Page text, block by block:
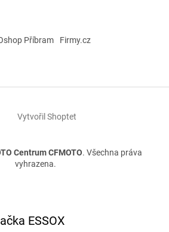
Příbram Firmy.cz
Vytvořil Shoptet
Centrum CFMOTO. Všechna práva
vyhrazena.
ESSOX